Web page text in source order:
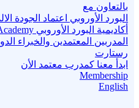
بالتعاون مع
البورد الأوروبي اعتماد الجودة
أكاديمية البورد الأوروبي European Board Academy
المدربين المعتمدين والخبراء
رستارت
ابدأ معنا كمدرب معتمد الأن
Membership
English